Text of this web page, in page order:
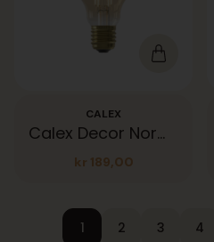
CALEX
Calex Decor Norm Gold 806lm 21K E27
kr 189,00
1 2 3 4